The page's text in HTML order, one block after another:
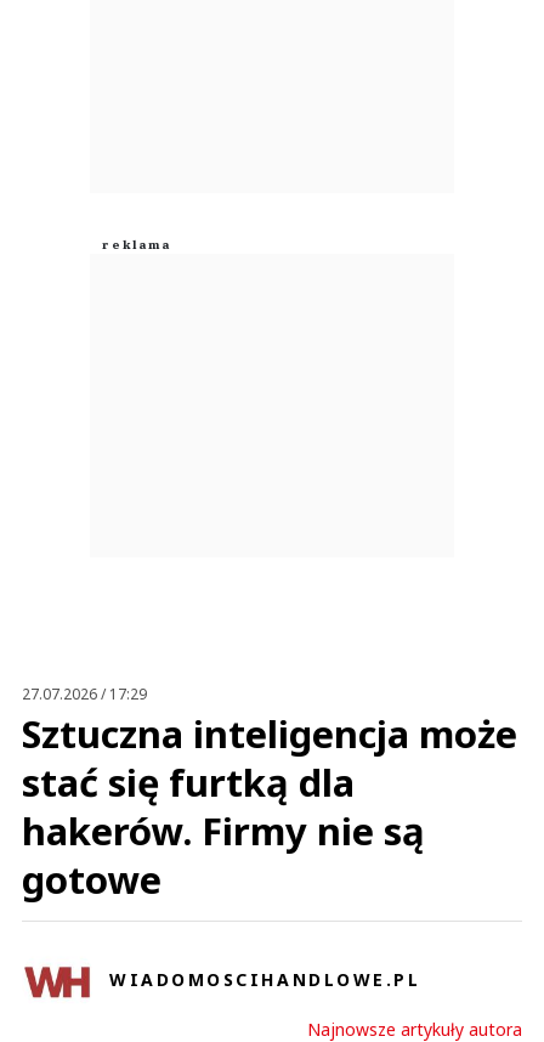
27.07.2026 / 17:29
Sztuczna inteligencja może
stać się furtką dla
hakerów. Firmy nie są
gotowe
WIADOMOSCIHANDLOWE.PL
Najnowsze artykuły autora